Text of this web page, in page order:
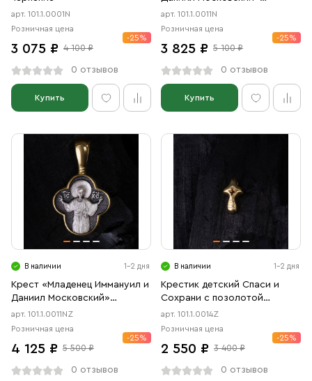
арт. 101.1.0001N
Розничная цена
3 075 ₽ 4 100 ₽
-25%
0 отзывов
Купить
чернение
арт. 101.1.0011N
Розничная цена
3 825 ₽ 5 100 ₽
-25%
0 отзывов
Купить
В наличии 1-2 дня
Крест «Младенец Иммануил и
Даниил Московский»
чернение, позолота
арт. 101.1.0011NZ
Розничная цена
4 125 ₽ 5 500 ₽
-25%
0 отзывов
В наличии 1-2 дня
Крестик детский Спаси и
Сохрани с позолотой
желтой
арт. 101.1.0014Z
Розничная цена
2 550 ₽ 3 400 ₽
-25%
0 отзывов